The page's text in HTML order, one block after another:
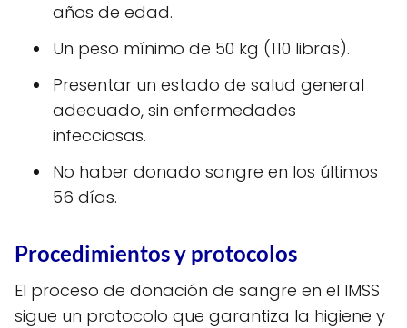
años de edad.
Un peso mínimo de 50 kg (110 libras).
Presentar un estado de salud general
adecuado, sin enfermedades
infecciosas.
No haber donado sangre en los últimos
56 días.
Procedimientos y protocolos
El proceso de donación de sangre en el IMSS
sigue un protocolo que garantiza la higiene y